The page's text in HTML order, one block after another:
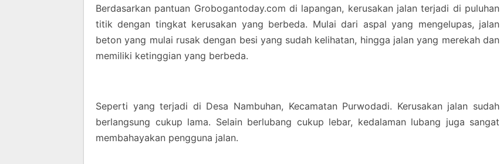
Berdasarkan pantuan Grobogantoday.com di lapangan, kerusakan jalan terjadi di puluhan
titik dengan tingkat kerusakan yang berbeda. Mulai dari aspal yang mengelupas, jalan
beton yang mulai rusak dengan besi yang sudah kelihatan, hingga jalan yang merekah dan
memiliki ketinggian yang berbeda.
Seperti yang terjadi di Desa Nambuhan, Kecamatan Purwodadi. Kerusakan jalan sudah
berlangsung cukup lama. Selain berlubang cukup lebar, kedalaman lubang juga sangat
membahayakan pengguna jalan.